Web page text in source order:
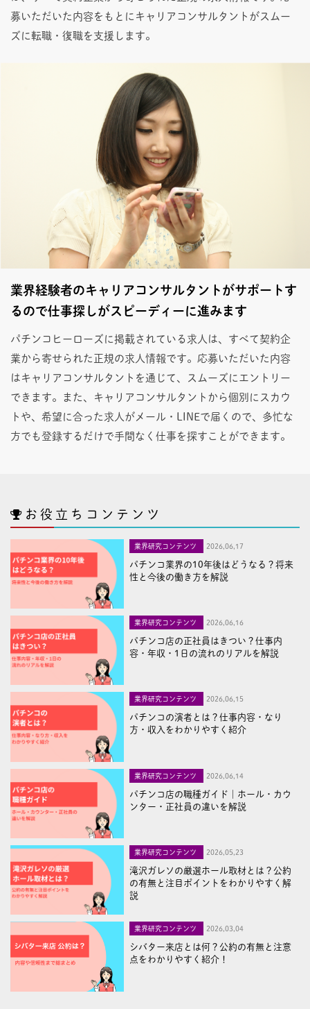
募いただいた内容をもとにキャリアコンサルタントがスムー
ズに転職・復職を支援します。
業界経験者のキャリアコンサルタントがサポートす
るので仕事探しがスピーディーに進みます
パチンコヒーローズに掲載されている求人は、すべて契約企
業から寄せられた正規の求人情報です。応募いただいた内容
はキャリアコンサルタントを通じて、スムーズにエントリー
できます。また、キャリアコンサルタントから個別にスカウ
トや、希望に合った求人がメール・LINEで届くので、多忙な
方でも登録するだけで手間なく仕事を探すことができます。
お役立ちコンテンツ
業界研究コンテンツ 2026,06,17
パチンコ業界の10年後はどうなる？将来
性と今後の働き方を解説
業界研究コンテンツ 2026,06,16
パチンコ店の正社員はきつい？仕事内
容・年収・1日の流れのリアルを解説
業界研究コンテンツ 2026,06,15
パチンコの演者とは？仕事内容・なり
方・収入をわかりやすく紹介
業界研究コンテンツ 2026,06,14
パチンコ店の職種ガイド｜ホール・カウ
ンター・正社員の違いを解説
業界研究コンテンツ 2026,05,23
滝沢ガレソの厳選ホール取材とは？公約
の有無と注目ポイントをわかりやすく解
説
業界研究コンテンツ 2026,03,04
シバター来店とは何？公約の有無と注意
点をわかりやすく紹介！